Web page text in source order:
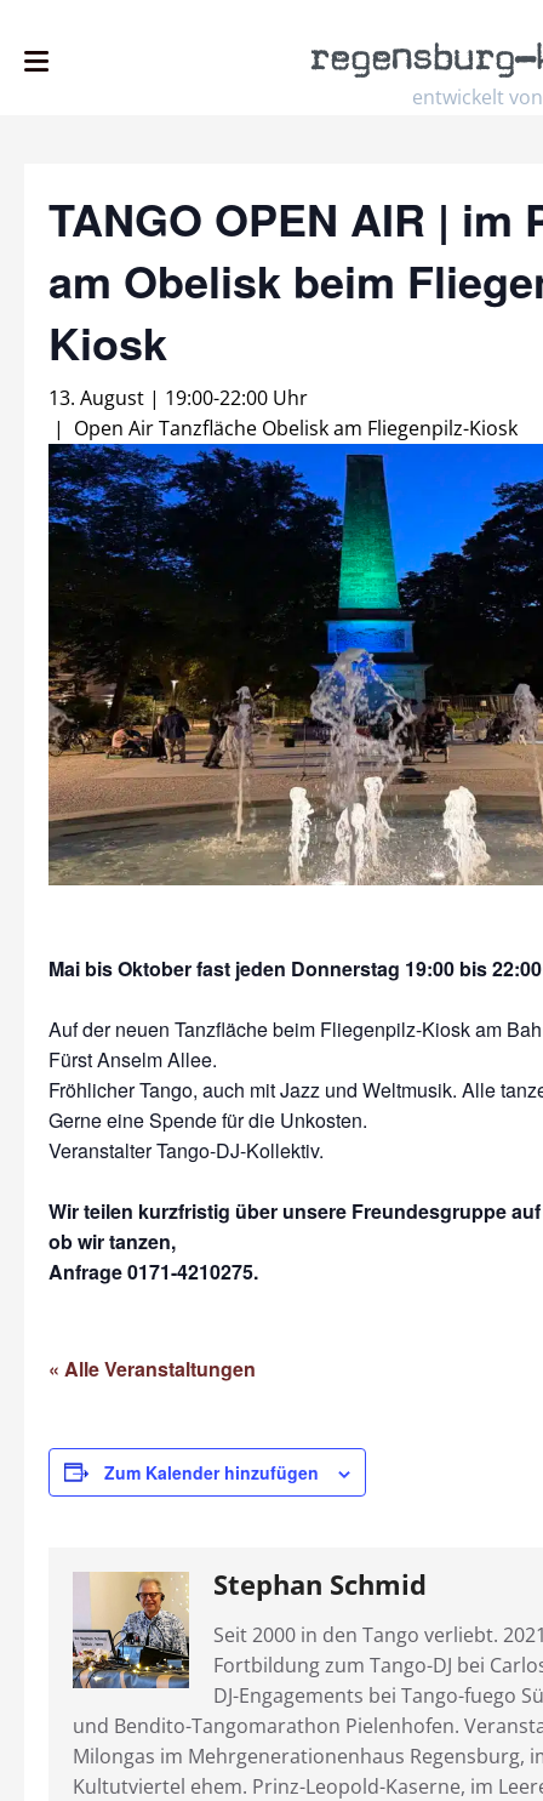
entwickelt von
regensburg–
TANGO OPEN AIR | im
am Obelisk beim
Kiosk
13. August | 19:00-22:00 Uhr
| Open Air Tanzfläche Obelisk am Fliegenpilz-Kiosk
Mai bis Oktober fast jeden Donnerstag 19:00 bis
Auf der neuen Tanzfläche beim Fliegenpilz-Kiosk am
Fürst Anselm Allee.
Fröhlicher Tango, auch mit Jazz und Weltmusik. Alle
Gerne eine Spende für die Unkosten.
Veranstalter Tango-DJ-Kollektiv.
Wir teilen kurzfristig über unsere Freundesgruppe
ob wir tanzen,
Anfrage 0171-4210275.
« Alle Veranstaltungen
Zum Kalender hinzufügen
Stephan Schmid
Seit 2000 in den Tango verliebt.
Fortbildung zum Tango-DJ bei
DJ-Engagements bei Tango-fuego
und Bendito-Tangomarathon Pielenhofen.
Milongas im Mehrgenerationenhaus Regensburg,
Kultutviertel ehem. Prinz-Leopold-Kaserne, im